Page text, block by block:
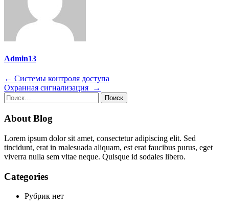
Admin13
Навигация
по
← Системы контроля доступа
Охранная сигнализация
→
Найти:
About Blog
Lorem ipsum dolor sit amet, consectetur adipiscing elit. Sed
tincidunt, erat in malesuada aliquam, est erat faucibus purus, eget
viverra nulla sem vitae neque. Quisque id sodales libero.
Categories
Рубрик нет